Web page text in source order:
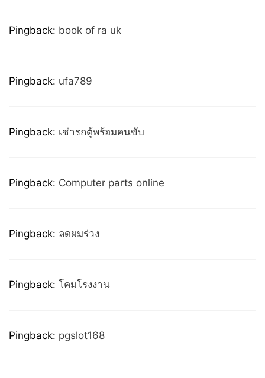
Pingback: book of ra uk
Pingback: ufa789
Pingback: เช่ารถตู้พร้อมคนขับ
Pingback: Computer parts online
Pingback: ลดผมร่วง
Pingback: โคมโรงงาน
Pingback: pgslot168